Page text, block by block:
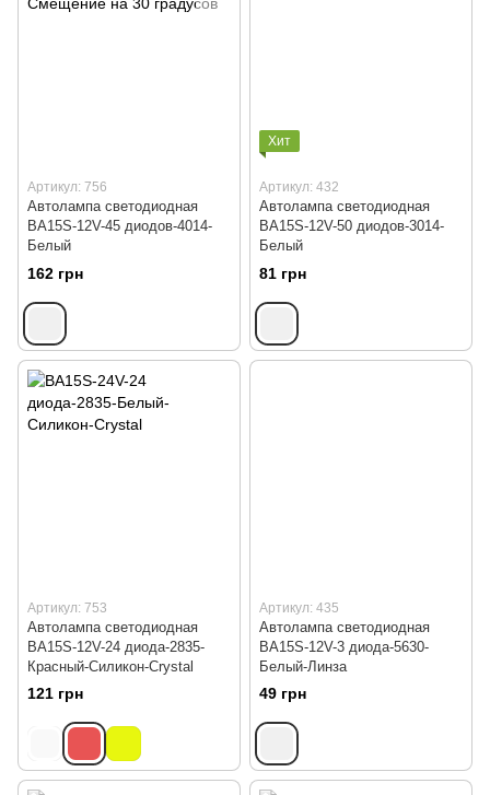
Артикул: 756
Автолампа светодиодная
BA15S-12V-45 диодов-4014-
Белый
162 грн
Хит
Артикул: 432
Автолампа светодиодная
BA15S-12V-50 диодов-3014-
Белый
81 грн
Артикул: 753
Автолампа светодиодная
BA15S-12V-24 диода-2835-
Красный-Силикон-Crystal
121 грн
Артикул: 435
Автолампа светодиодная
BA15S-12V-3 диода-5630-
Белый-Линза
49 грн